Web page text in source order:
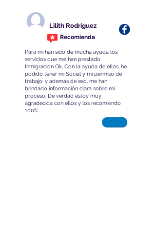
Lilith Rodríguez
Recomienda
Para mi han sido de mucha ayuda los
servicios que me han prestado
Inmigración Ok, Con la ayuda de ellos, he
podido tener mi Social y mi permiso de
trabajo, y además de eso, me han
brindado información clara sobre mi
proceso. De verdad estoy muy
agradecida con ellos y los recomiendo
100%.